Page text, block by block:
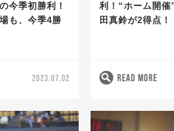
今季初勝利！
も、今季4勝
2023.07.02
利！“ホーム開
田真鈴が2得点！
READ MORE